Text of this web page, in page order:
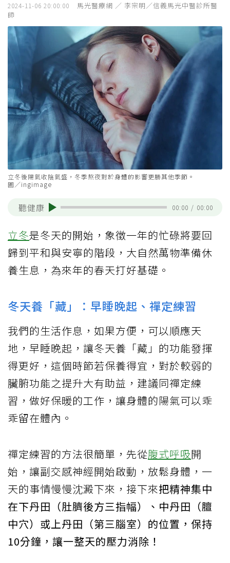
2024-11-06 20:00:00
馬光醫療網 ／ 李宗明／信義馬光中醫診所醫
師
立冬後陽氣收陰氣盛，冬季熬夜對於身體的影響更勝其他季節。
圖／ingimage
聽健康 00:00 / 00:00
立冬是冬天的開始，象徵一年的忙碌將要回
歸到平和與安寧的階段，大自然萬物準備休
養生息，為來年的春天打好基礎。
冬天養「藏」：早睡晚起、禪定練習
我們的生活作息，如果方便，可以順應天
地，早睡晚起，讓冬天養「藏」的功能發揮
得更好，這個時節若保養得宜，對於較弱的
臟腑功能之提升大有助益，建議同禪定練
習，做好保暖的工作，讓身體的陽氣可以乖
乖留在體內。
禪定練習的方法很簡單，先從腹式呼吸開
始，讓副交感神經開始啟動，放鬆身體，一
天的事情慢慢沈澱下來，接下來把精神集中
在下丹田（肚臍後方三指幅）、中丹田（膻
中穴）或上丹田（第三腦室）的位置，保持
10分鐘，讓一整天的壓力消除！